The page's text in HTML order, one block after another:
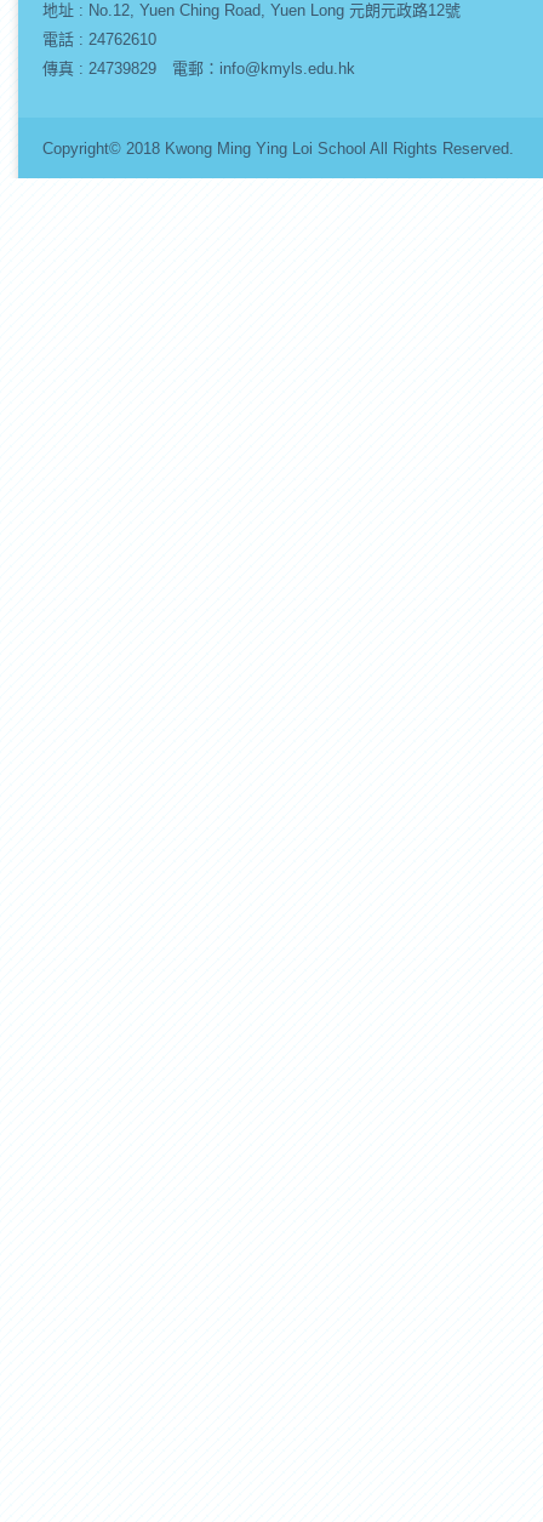
地址 : No.12, Yuen Ching Road, Yuen Long 元朗元政路12號
電話 : 24762610
傳真 : 24739829 電郵：info@kmyls.edu.hk
Copyright© 2018 Kwong Ming Ying Loi School All Rights Reserved.